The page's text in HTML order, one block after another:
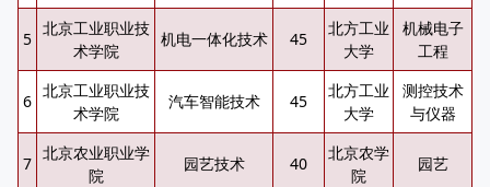
5
北京工业职业技
术学院
机电一体化技术 45
北方工业
大学
机械电子
工程
6
北京工业职业技
术学院
汽车智能技术 45
北方工业
大学
测控技术
与仪器
7
北京农业职业学
院
园艺技术 40
北京农学
院
园艺